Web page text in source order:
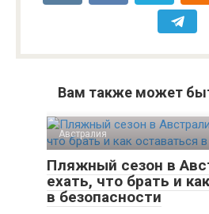
Вам также может
Австралия
Пляжный сезон в
ехать, что брать и
в безопасности